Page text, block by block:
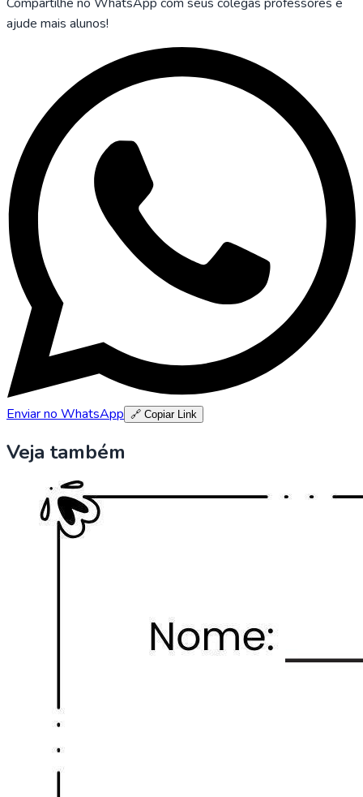
ajude mais alunos!
Enviar no WhatsApp 🔗 Copiar Link
Veja também